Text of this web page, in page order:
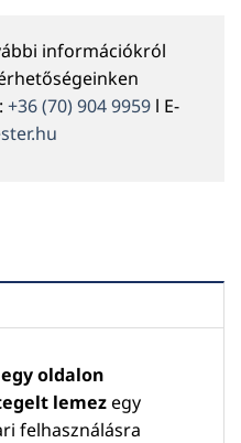
információkról
+36 (70) 904 9959 l E-
oldalon
lemezegy
felhasználásra